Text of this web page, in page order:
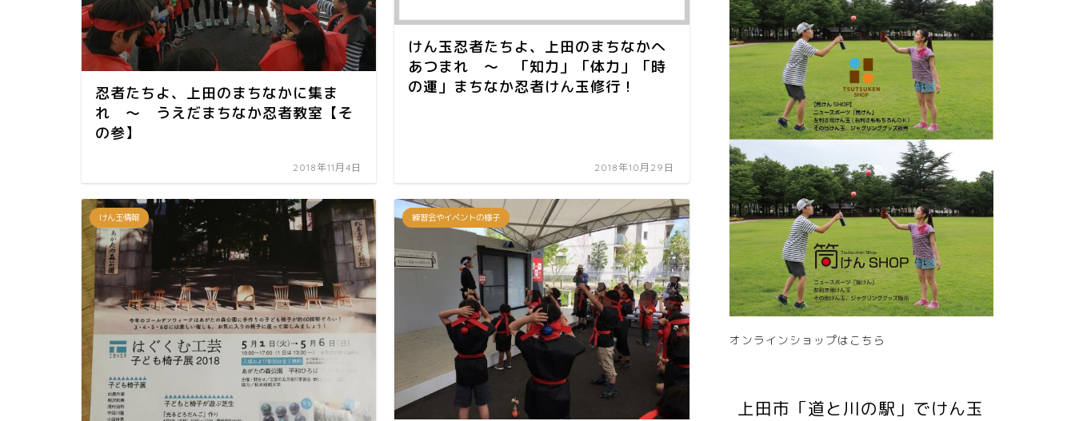
忍者たちよ、上田のまちなかに集ま
れ ～ うえだまちなか忍者教室【そ
の参】
2018年11月4日
けん玉忍者たちよ、上田のまちなかへ
あつまれ ～ 「知力」「体力」「時
の運」まちなか忍者けん玉修行！
2018年10月29日
けん玉情報 練習会やイベントの様子
オンラインショップはこちら
上田市「道と川の駅」でけん玉